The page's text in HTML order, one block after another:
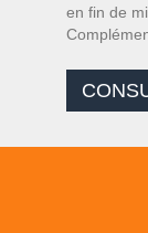
en fin de